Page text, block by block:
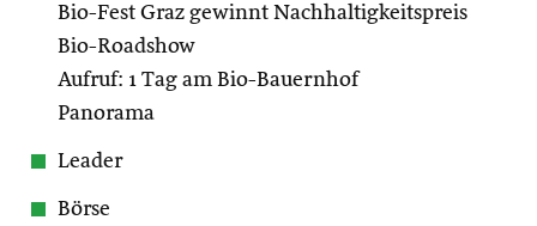
Bio-Fest Graz gewinnt Nachhaltigkeitspreis
Bio-Roadshow
Aufruf: 1 Tag am Bio-Bauernhof
Panorama
Leader
Börse